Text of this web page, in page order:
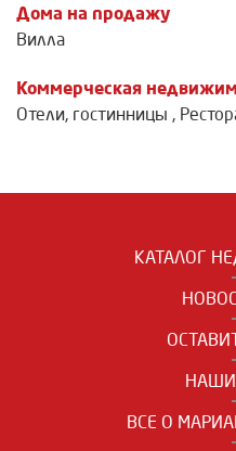
Дома на продажу
Вилла
Коммерческая
Отели, гостинницы ,
КАТАЛОГ
НАШИ
ВСЕ О